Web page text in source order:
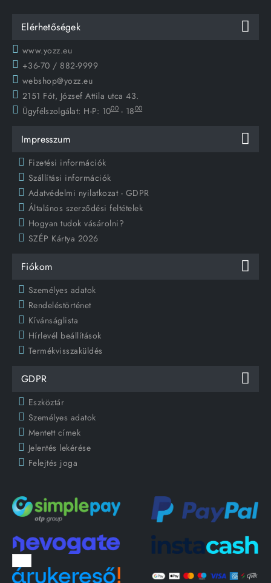
Elérhetőségek
www.yozz.eu
+36-70 / 882-9999
webshop@yozz.eu
2151 Fót, József Attila utca 43.
Ügyfélszolgálat: H-P: 1000 - 1800
Impresszum
Fizetési információk
Szállítási információk
Adatvédelmi nyilatkozat - GDPR
Általános szerződési feltételek
Hogyan tudok vásárolni?
SZÉP Kártya 2026
Fiókom
Személyes adatok
Rendeléstörténet
Kívánságlista
Hírlevél beállítások
Termékvisszaküldés
GDPR
Eszköztár
Személyes adatok
Mentett címek
Jelentés lekérése
Felejtés joga